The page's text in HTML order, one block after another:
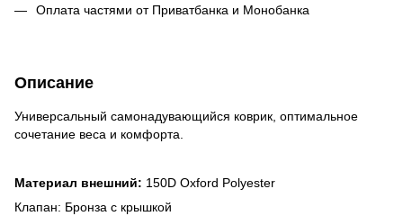
Оплата частями от Приватбанка и Монобанка
Описание
Универсальный самонадувающийся коврик, оптимальное
сочетание веса и комфорта.
Материал внешний: 150D Oxford Polyester
Клапан: Бронза с крышкой